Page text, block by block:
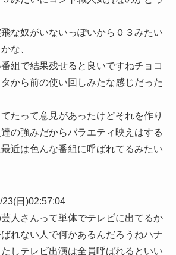
な奴がいないっぽいから０３みたい
な、
組で結果残せると良いですねチョコ
から前の使い回しみたな感じだった
たって意見があったけどそれを作り
の強みだからバラエティ映えはする
近は色んな番組に呼ばれてるみたい
23(日)02:57:04
人さんって単体でテレビに出てるか
れない人で何かあるんだろうねハナ
しテレビ出演は全員呼ばれるといい